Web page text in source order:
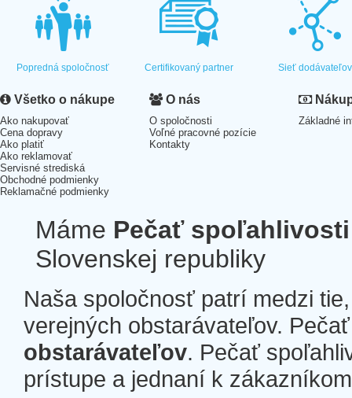
Popredná spoločnosť Certifikovaný partner Sieť dodávateľov
Všetko o nákupe
Ako nakupovať
Cena dopravy
Ako platiť
Ako reklamovať
Servisné strediská
Obchodné podmienky
Reklamačné podmienky
O nás
O spoločnosti
Voľné pracovné pozície
Kontakty
Základné
Máme Pečať spoľahlivosti
Slovenskej republiky
Naša spoločnosť patrí medzi
verejných obstarávateľov.
obstarávateľov. Pečať
prístupe a jednaní k